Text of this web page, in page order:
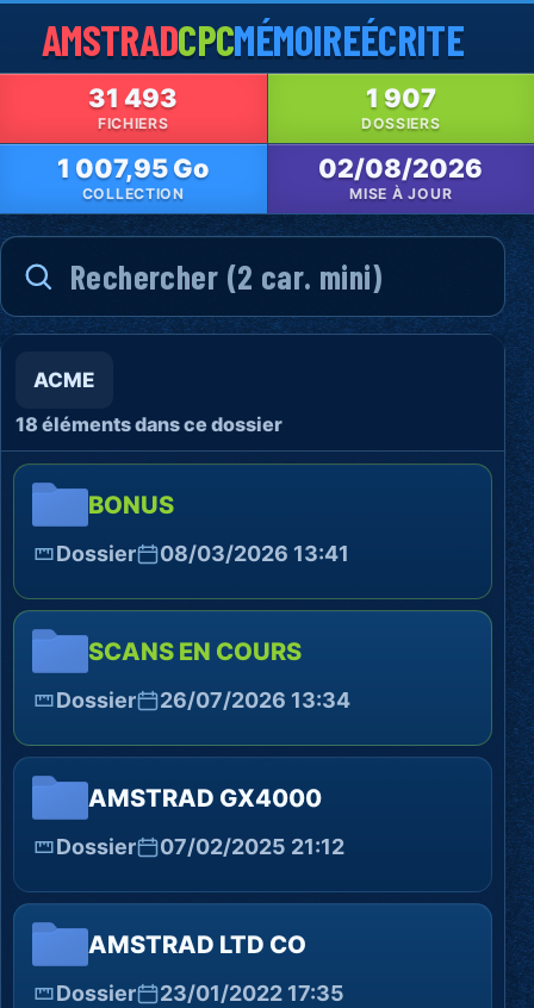
AMSTRADCPCMÉMOIREÉCRITE
31 493
FICHIERS
1 907
DOSSIERS
1 007,95 Go
COLLECTION
02/08/2026
MISE À JOUR
ACME
18 éléments dans ce dossier
BONUS
Dossier 08/03/2026 13:41
SCANS EN COURS
Dossier 26/07/2026 13:34
AMSTRAD GX4000
Dossier 07/02/2025 21:12
AMSTRAD LTD CO
Dossier 23/01/2022 17:35